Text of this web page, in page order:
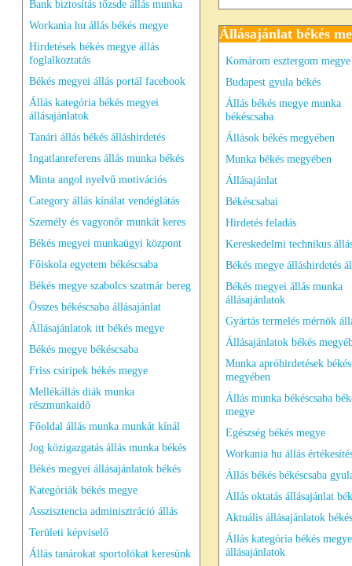
Bank biztosítás tőzsde állás munka
Workania hu állás békés megye
Hirdetések békés megye állás
foglalkoztatás
Békés megyei állás portál facebook
Állás kategória békés megyei
állásajánlatok
Tanári állás békés álláshirdetés
Ingatlanreferens állás munka békés
Minta angol nyelvű motivációs
Category állás kínálat vendéglátás
Személy és vagyonőr munkát keres
Békés megyei munkaügyi központ
Főiskola egyetem békéscsaba
Békés megye szabolcs szatmár bereg
Összes békéscsaba állásajánlat
Állásajánlatok itt békés megye
Békés megye békéscsaba
Friss csiripek békés megye
Mellékállás diák munka
részmunkaidő
Főoldal állás munka munkát kínál
Jog közigazgatás állás munka békés
Békés megyei állásajánlatok békés
Kategóriák békés megye
Asszisztencia adminisztráció állás
Területi képviselő
Állás tanárokat sportolókat keresünk
Állásajánlat békés
Komárom esztergom megye
Budapest gyula békés
Állás békés megye munka
békéscsaba
Állások békés megyében
Munka békés megyében
Állásajánlat
Békéscsabai
Hirdetés feladás
Kereskedelmi technikus
Békés megye álláshirdetés
Békés megyei állás munka
állásajánlatok
Gyártás termelés mérnök
Állásajánlatok békés
Munka apróhirdetések békés
megyében
Állás munka békéscsaba
megye
Egészség békés megye
Workania hu állás
Állás békés békéscsaba
Állás oktatás állásajánlat
Aktuális állásajánlatok békés
Állás kategória békés
állásajánlatok